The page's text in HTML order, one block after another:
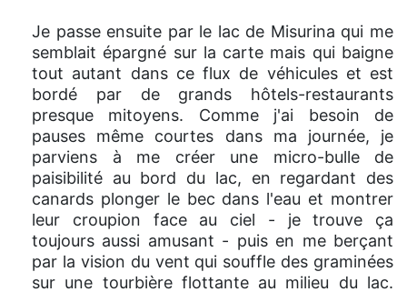
Je passe ensuite par le lac de Misurina qui me
semblait épargné sur la carte mais qui baigne
tout autant dans ce flux de véhicules et est
bordé par de grands hôtels-restaurants
presque mitoyens. Comme j'ai besoin de
pauses même courtes dans ma journée, je
parviens à me créer une micro-bulle de
paisibilité au bord du lac, en regardant des
canards plonger le bec dans l'eau et montrer
leur croupion face au ciel - je trouve ça
toujours aussi amusant - puis en me berçant
par la vision du vent qui souffle des graminées
sur une tourbière flottante au milieu du lac.